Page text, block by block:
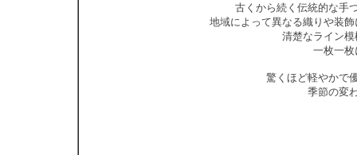
古くから続く伝統的な手
地域によって異なる織りや装
清楚なライン
一枚一
驚くほど軽やかで
季節の変